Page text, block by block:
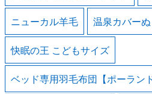
ニューカル羊毛 温泉カバーぬ
快眠の王 こどもサイズ
ベッド専用羽毛布団【ポーラン